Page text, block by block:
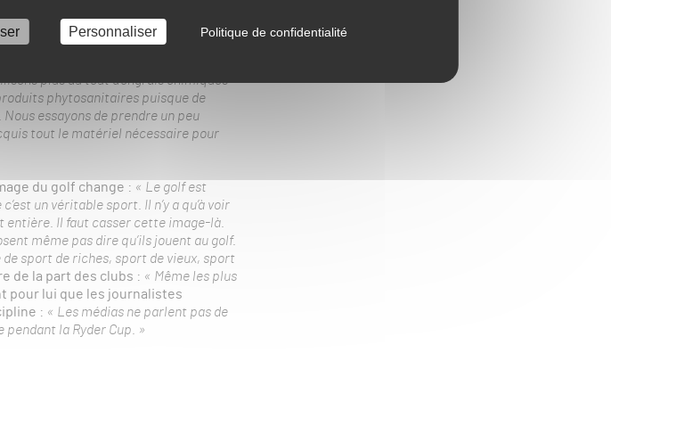
Personnaliser Politique de confidentialité
des contraintes, nous estimons
plus du tout d’engrais chimiques
phytosanitaires puisque de
essayons de prendre un peu
tout le matériel nécessaire pour
du golf change : « Le golf est
un véritable sport. Il n’y a qu’à voir
entière. Il faut casser cette image-là.
même pas dire qu’ils jouent au golf.
sport de riches, sport de vieux, sport
de la part des clubs : « Même les plus
pour lui que les journalistes
: « Les médias ne parlent pas de
pendant la Ryder Cup. »